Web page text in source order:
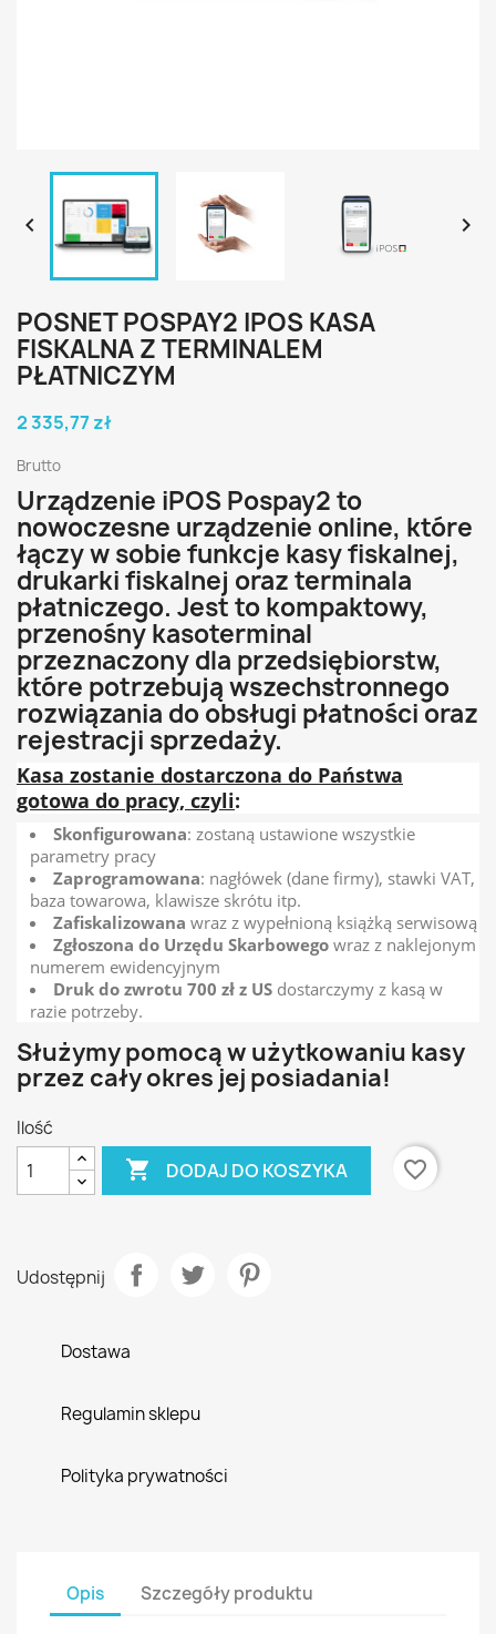
 
POSNET POSPAY2 IPOS KASA
FISKALNA Z TERMINALEM
PŁATNICZYM
2 335,77 zł
Brutto
Urządzenie iPOS Pospay2 to
nowoczesne urządzenie online, które
łączy w sobie funkcje kasy fiskalnej,
drukarki fiskalnej oraz terminala
płatniczego. Jest to kompaktowy,
przenośny kasoterminal
przeznaczony dla przedsiębiorstw,
które potrzebują wszechstronnego
rozwiązania do obsługi płatności oraz
rejestracji sprzedaży.
Kasa zostanie dostarczona do Państwa
gotowa do pracy, czyli:
Skonfigurowana: zostaną ustawione wszystkie
parametry pracy
Zaprogramowana: nagłówek (dane firmy), stawki VAT,
baza towarowa, klawisze skrótu itp.
Zafiskalizowana wraz z wypełnioną książką serwisową
Zgłoszona do Urzędu Skarbowego wraz z naklejonym
numerem ewidencyjnym
Druk do zwrotu 700 zł z US dostarczymy z kasą w
razie potrzeby.
Służymy pomocą w użytkowaniu kasy
przez cały okres jej posiadania!
Ilość
 DODAJ DO KOSZYKA favorite_border
Udostępnij
Dostawa
Regulamin sklepu
Polityka prywatności
Opis Szczegóły produktu